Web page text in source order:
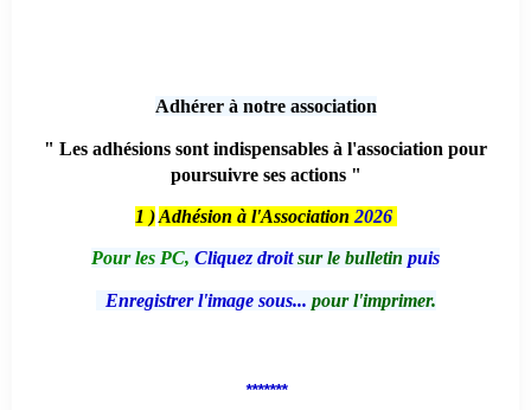
Adhérer à notre association
" Les adhésions sont indispensables à l'association pour
poursuivre ses actions "
1 ) Adhésion à l'Association 2026
Pour les PC, Cliquez droitsur le bulletin puis
Enregistrer l'image sous... pour l'imprimer.
*******